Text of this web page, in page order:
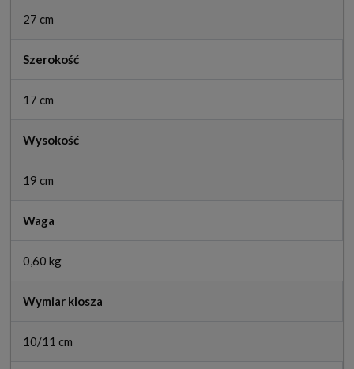
27 cm
Szerokość
17 cm
Wysokość
19 cm
Waga
0,60 kg
Wymiar klosza
10/11 cm